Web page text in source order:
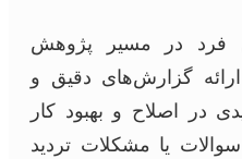
فرد در مسیر پژوهش
گزارش‌های دقیق و
در اصلاح و بهبود کار
یا مشکلات تردید